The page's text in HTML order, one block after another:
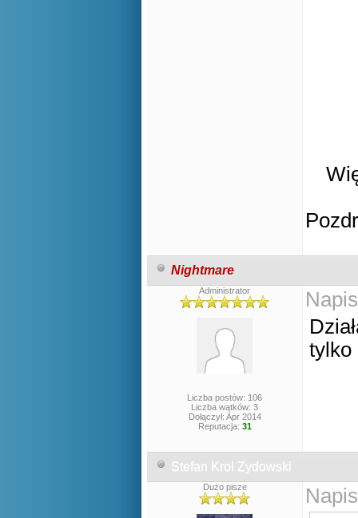
Nightmare
Administrator
Liczba postów: 106
Liczba wątków: 3
Dołączył: Apr 2014
Reputacja: 31
tylko
Stefan Krol Zydowski
Dużo pisze